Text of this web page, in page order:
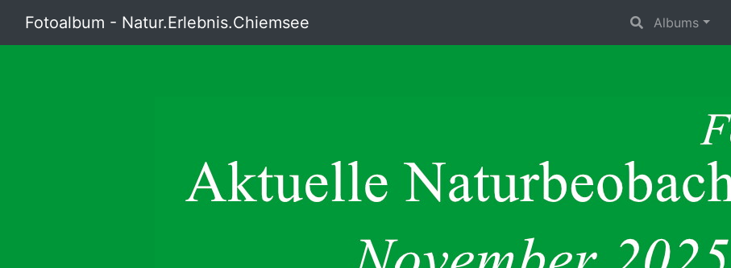
Fotoalbum - Natur.Erlebnis.Chiemsee Albums